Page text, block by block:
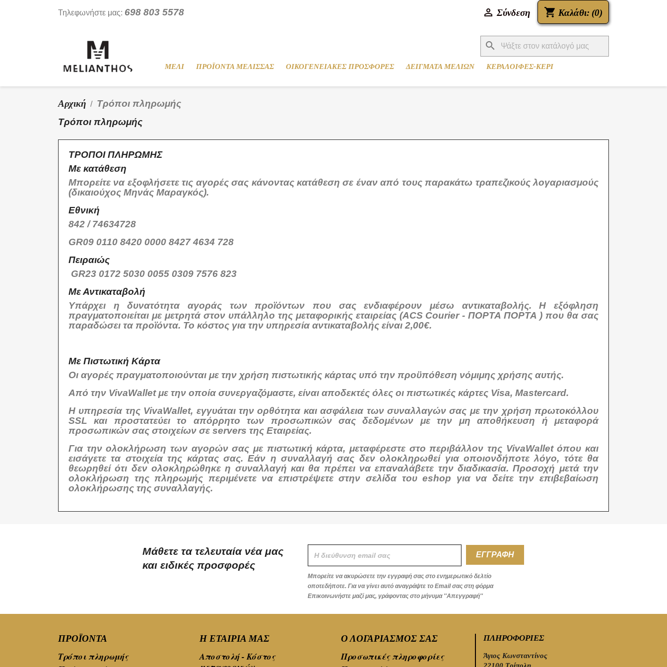
Τηλεφωνήστε μας: 698 803 5578  Σύνδεση shopping_cart Καλάθι: (0)
search
ΜΕΛΙ ΠΡΟΪΟΝΤΑ ΜΕΛΙΣΣΑΣ ΟΙΚΟΓΕΝΕΙΑΚΕΣ ΠΡΟΣΦΟΡΕΣ ΔΕΙΓΜΑΤΑ ΜΕΛΙΩΝ ΚΕΡΑΛΟΙΦΕΣ-ΚΕΡΙ
Αρχική
Τρόποι πληρωμής
Τρόποι πληρωμής
ΤΡΟΠΟΙ ΠΛΗΡΩΜΗΣ
Με κατάθεση
Μπορείτε να εξοφλήσετε τις αγορές σας κάνοντας κατάθεση σε έναν από τους παρακάτω τραπεζικούς λογαριασμούς
(δικαιούχος Μηνάς Μαραγκός).
Eθνική
842 / 74634728
GR09 0110 8420 0000 8427 4634 728
Πειραιώς
GR23 0172 5030 0055 0309 7576 823
Με Αντικαταβολή
Υπάρχει η δυνατότητα αγοράς των προϊόντων που σας ενδιαφέρουν μέσω αντικαταβολής. Η εξόφληση
πραγματοποιείται με μετρητά στον υπάλληλο της μεταφορικής εταιρείας (ACS Courier - ΠΟΡΤΑ ΠΟΡΤΑ ) που θα σας
παραδώσει τα προϊόντα. Το κόστος για την υπηρεσία αντικαταβολής είναι 2,00€.
Με Πιστωτική Κάρτα
Οι αγορές πραγματοποιούνται με την χρήση πιστωτικής κάρτας υπό την προϋπόθεση νόμιμης χρήσης αυτής.
Από την VivaWallet με την οποία συνεργαζόμαστε, είναι αποδεκτές όλες οι πιστωτικές κάρτες Visa, Mastercard.
Η υπηρεσία της VivaWallet, εγγυάται την ορθότητα και ασφάλεια των συναλλαγών σας με την χρήση πρωτοκόλλου
SSL και προστατεύει το απόρρητο των προσωπικών σας δεδομένων με την μη αποθήκευση ή μεταφορά
προσωπικών σας στοιχείων σε servers της Εταιρείας.
Για την ολοκλήρωση των αγορών σας με πιστωτική κάρτα, μεταφέρεστε στο περιβάλλον της VivaWallet όπου και
εισάγετε τα στοιχεία της κάρτας σας. Εάν η συναλλαγή σας δεν ολοκληρωθεί για οποιονδήποτε λόγο, τότε θα
θεωρηθεί ότι δεν ολοκληρώθηκε η συναλλαγή και θα πρέπει να επαναλάβετε την διαδικασία. Προσοχή μετά την
ολοκλήρωση της πληρωμής περιμένετε να επιστρέψετε στην σελίδα του eshop για να δείτε την επιβεβαίωση
ολοκλήρωσης της συναλλαγής.
Μάθετε τα τελευταία νέα μας
και ειδικές προσφορές
Μπορείτε να ακυρώσετε την εγγραφή σας στο ενημερωτικό δελτίο
οποτεδήποτε. Για να γίνει αυτό αναγράψτε το Email σας στη φόρμα
Επικοινωνήστε μαζί μας, γράφοντας στο μήνυμα ''Απεγγραφή''
ΠΡΟΪΌΝΤΑ
Τρόποι πληρωμής
Η ΕΤΑΙΡΊΑ ΜΑΣ
Αποστολή - Κόστος
Ο ΛΟΓΑΡΙΑΣΜΌΣ ΣΑΣ
Προσωπικές πληροφορίες
ΠΛΗΡΟΦΟΡΊΕΣ
Άγιος Κωνσταντίνος